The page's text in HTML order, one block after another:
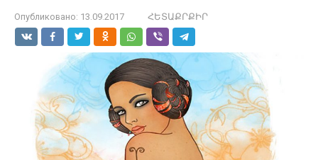
Опубликовано: 13.09.2017 ՀԵՏԱՔՐՔԻՐ